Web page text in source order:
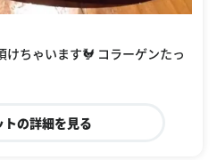
けちゃいます🐓 コラーゲンたっ
トの詳細を見る